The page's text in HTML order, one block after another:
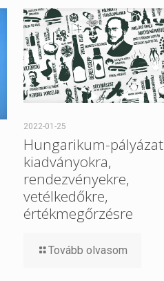
2022-01-25
Hungarikum-pályázat
kiadványokra,
rendezvényekre,
vetélkedőkre,
értékmegőrzésre
Tovább olvasom